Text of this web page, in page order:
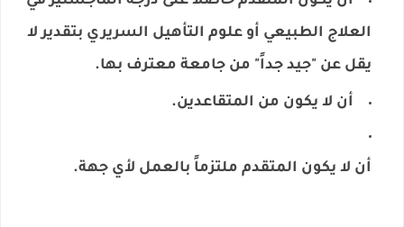
العلاج الطبيعي أو علوم التأهيل السريري بتقدير لا
يقل عن "جيد جداً" من جامعة معترف بها.
أن لا يكون من المتقاعدين.
أن لا يكون المتقدم ملتزماً بالعمل لأي جهة.